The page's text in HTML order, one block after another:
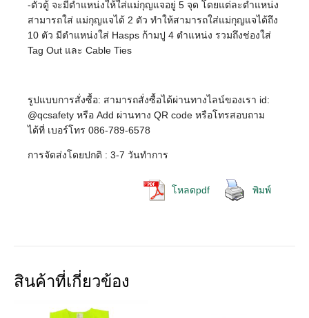
-ตัวตู้ จะมีตำแหน่งให้ใส่แม่กุญแจอยู่ 5 จุด โดยแต่ละตำแหน่ง
สามารถใส่ แม่กุญแจได้ 2 ตัว ทำให้สามารถใส่แม่กุญแจได้ถึง
10 ตัว มีตำแหน่งใส่ Hasps ก้ามปู 4 ตำแหน่ง รวมถึงช่องใส่
Tag Out และ Cable Ties
รูปแบบการสั่งซื้อ: สามารถสั่งซื้อได้ผ่านทางไลน์ของเรา id:
@qcsafety หรือ Add ผ่านทาง QR code หรือโทรสอบถาม
ได้ที่ เบอร์โทร 086-789-6578
การจัดส่งโดยปกติ : 3-7 วันทำการ
โหลดpdf พิมพ์
สินค้าที่เกี่ยวข้อง